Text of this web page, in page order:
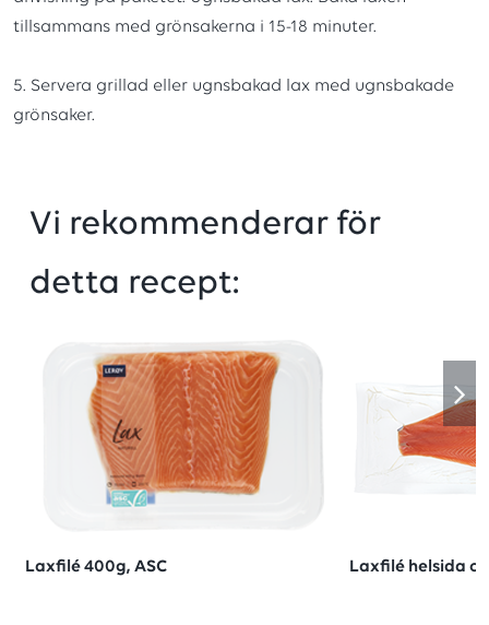
tillsammans med grönsakerna i 15-18 minuter.
5. Servera grillad eller ugnsbakad lax med ugnsbakade
grönsaker.
Vi rekommenderar för
detta recept:
Laxfilé 400g, ASC Laxfilé helsida